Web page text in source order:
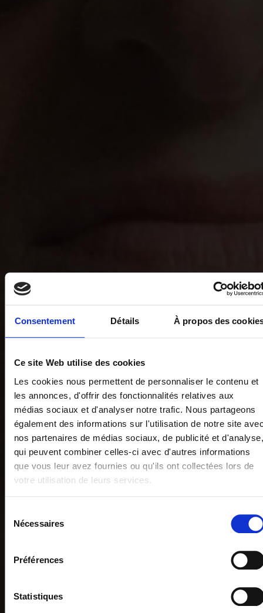
Consentement Détails À propos des
Ce site Web utilise des cookies
Les cookies nous permettent de personnaliser le contenu et
les annonces, d'offrir des fonctionnalités relatives aux
médias sociaux et d'analyser notre trafic. Nous partageons
également des informations sur l'utilisation de notre site
nos partenaires de médias sociaux, de publicité et d'analyse,
qui peuvent combiner celles-ci avec d'autres informations
que vous leur avez fournies ou qu'ils ont collectées lors de
votre utilisation de leurs services.
consentement en sélectionnant les finalités ci-dessous. Vous
pouvez à tout moment modifier vos choix en cliquant sur le
» en bas de page du site.
Nécessaires
Préférences
Statistiques